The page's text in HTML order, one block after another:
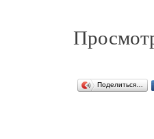
Поделиться…